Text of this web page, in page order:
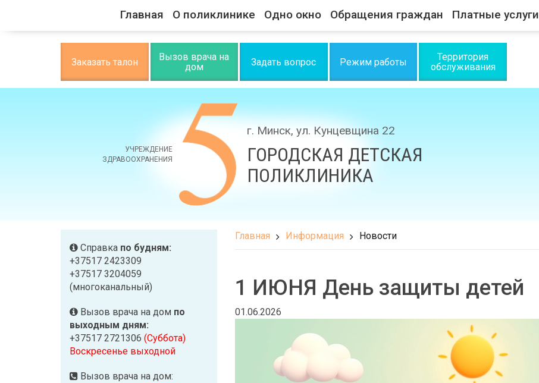
Главная О поликлинике Одно окно Обращения граждан Платные услуги
Заказать талон
Вызов врача на
дом
Задать вопрос Режим работы
Территория
обслуживания
УЧРЕЖДЕНИЕ
ЗДРАВООХРАНЕНИЯ
г. Минск, ул. Кунцевщина 22
ГОРОДСКАЯ ДЕТСКАЯ
ПОЛИКЛИНИКА
Главная Информация Новости
1 ИЮНЯ День защиты детей
01.06.2026
Справка по будням:
+37517 2423309
+37517 3204059
(многоканальный)
Вызов врача на дом по
выходным дням:
+37517 2721306 (Суббота)
Воскресенье выходной
Вызов врача на дом: